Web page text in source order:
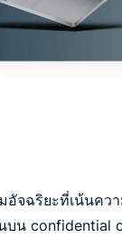
จฉริยะที่เน้นคว
บน confidential